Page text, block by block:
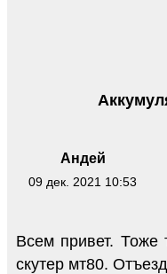
Андей
09 дек. 2021 10:53
Всем привет. Тоже
скутер мт80.